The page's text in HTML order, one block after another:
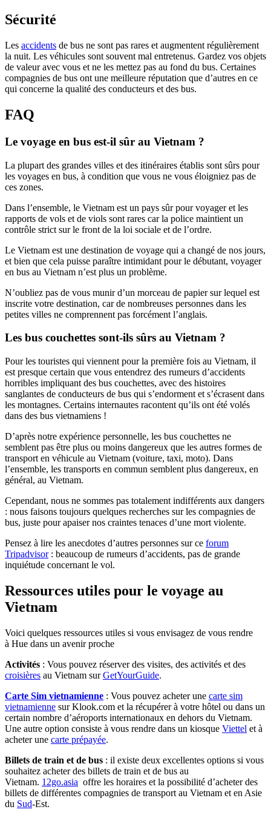
Sécurité
Les accidents de bus ne sont pas rares et augmentent régulièrement
la nuit. Les véhicules sont souvent mal entretenus. Gardez vos objets
de valeur avec vous et ne les mettez pas au fond du bus. Certaines
compagnies de bus ont une meilleure réputation que d’autres en ce
qui concerne la qualité des conducteurs et des bus.
FAQ
Le voyage en bus est-il sûr au Vietnam ?
La plupart des grandes villes et des itinéraires établis sont sûrs pour
les voyages en bus, à condition que vous ne vous éloigniez pas de
ces zones.
Dans l’ensemble, le Vietnam est un pays sûr pour voyager et les
rapports de vols et de viols sont rares car la police maintient un
contrôle strict sur le front de la loi sociale et de l’ordre.
Le Vietnam est une destination de voyage qui a changé de nos jours,
et bien que cela puisse paraître intimidant pour le débutant, voyager
en bus au Vietnam n’est plus un problème.
N’oubliez pas de vous munir d’un morceau de papier sur lequel est
inscrite votre destination, car de nombreuses personnes dans les
petites villes ne comprennent pas forcément l’anglais.
Les bus couchettes sont-ils sûrs au Vietnam ?
Pour les touristes qui viennent pour la première fois au Vietnam, il
est presque certain que vous entendrez des rumeurs d’accidents
horribles impliquant des bus couchettes, avec des histoires
sanglantes de conducteurs de bus qui s’endorment et s’écrasent dans
les montagnes. Certains internautes racontent qu’ils ont été volés
dans des bus vietnamiens !
D’après notre expérience personnelle, les bus couchettes ne
semblent pas être plus ou moins dangereux que les autres formes de
transport en véhicule au Vietnam (voiture, taxi, moto). Dans
l’ensemble, les transports en commun semblent plus dangereux, en
général, au Vietnam.
Cependant, nous ne sommes pas totalement indifférents aux dangers
: nous faisons toujours quelques recherches sur les compagnies de
bus, juste pour apaiser nos craintes tenaces d’une mort violente.
Pensez à lire les anecdotes d’autres personnes sur ce forum
Tripadvisor: beaucoup de rumeurs d’accidents, pas de grande
inquiétude concernant le vol.
Ressources utiles pour le voyage au
Vietnam
Voici quelques ressources utiles si vous envisagez de vous rendre
à Hue dans un avenir proche
Activités : Vous pouvez réserver des visites, des activités et des
croisières au Vietnam surGetYourGuide.
Carte Sim vietnamienne : Vous pouvez acheter une carte sim
vietnamienne sur Klook.com et la récupérer à votre hôtel ou dans un
certain nombre d’aéroports internationaux en dehors du Vietnam.
Une autre option consiste à vous rendre dans un kiosque Viettel et à
acheter une carte prépayée.
Billets de train et de bus : il existe deux excellentes options si vous
souhaitez acheter des billets de train et de bus au
Vietnam. 12go.asia offre les horaires et la possibilité d’acheter des
billets de différentes compagnies de transport au Vietnam et en Asie
du Sud-Est.